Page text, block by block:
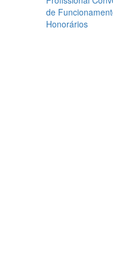
de
Honorários